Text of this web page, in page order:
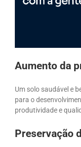
Aumento da
Um solo saudável e
para o
produtividade e
Preservação